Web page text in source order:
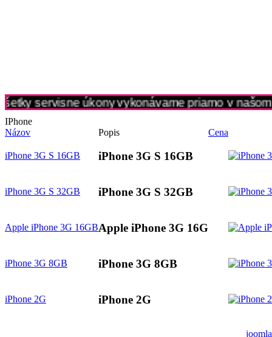
servisne úkony vykonávame priamo v
IPhone
Názov
Popis Cena
iPhone 3G S 16GB iPhone 3G S 16GB
iPhone 3G S 32GB iPhone 3G S 32GB
Apple iPhone 3G 16GBApple iPhone 3G 16G
iPhone 3G 8GB iPhone 3G 8GB
iPhone 2G iPhone 2G